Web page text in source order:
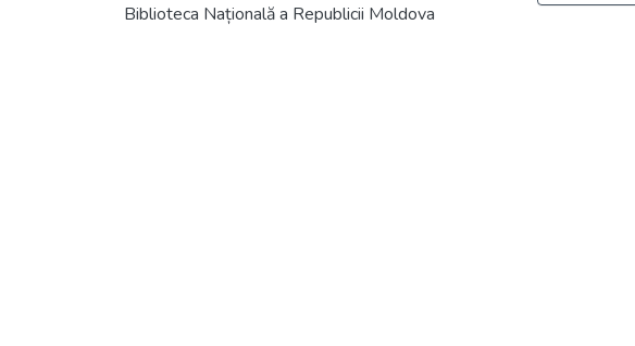
Biblioteca Națională a Republicii Moldova